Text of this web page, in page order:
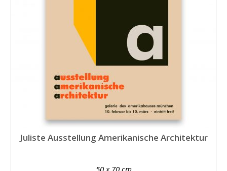
Juliste Ausstellung Amerikanische Architektur
50 x 70 cm